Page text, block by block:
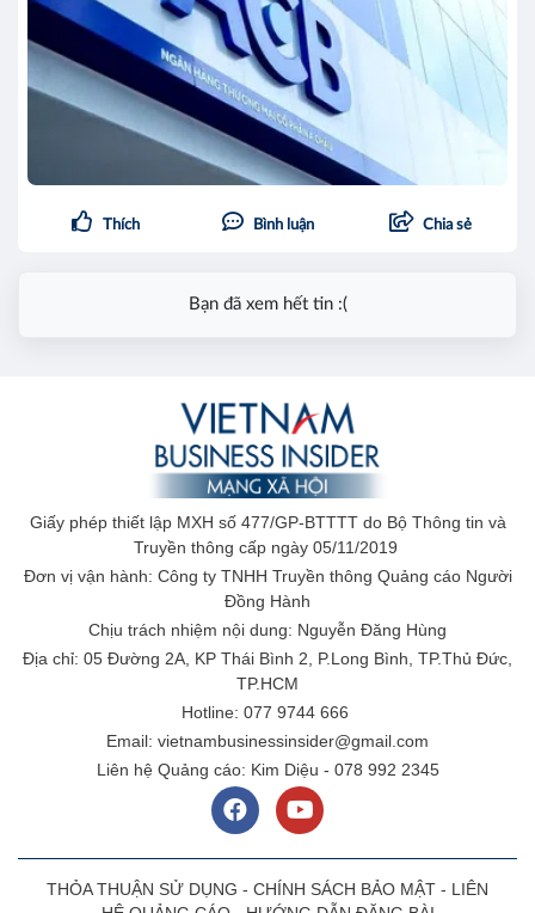
Thích Bình luận Chia sẻ
Bạn đã xem hết tin :(
Giấy phép thiết lập MXH số 477/GP-BTTTT do Bộ Thông tin và
Truyền thông cấp ngày 05/11/2019
Đơn vị vận hành: Công ty TNHH Truyền thông Quảng cáo Người
Đồng Hành
Chịu trách nhiệm nội dung: Nguyễn Đăng Hùng
Địa chỉ: 05 Đường 2A, KP Thái Bình 2, P.Long Bình, TP.Thủ Đức,
TP.HCM
Hotline: 077 9744 666
Email: vietnambusinessinsider@gmail.com
Liên hệ Quảng cáo: Kim Diệu - 078 992 2345
THỎA THUẬN SỬ DỤNG - CHÍNH SÁCH BẢO MẬT - LIÊN